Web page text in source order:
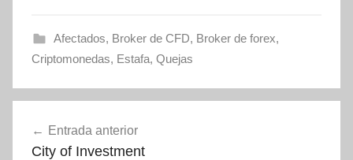
Afectados, Broker de CFD, Broker de forex,
Criptomonedas, Estafa, Quejas
de
Entrada anterior
City of Investment